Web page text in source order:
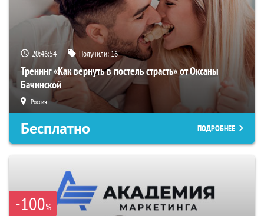
20:46:53 Получили:16
Тренинг «Как вернуть в постель страсть» от Оксаны
Бачинской
Россия
Бесплатно ПОДРОБНЕЕ
-100%